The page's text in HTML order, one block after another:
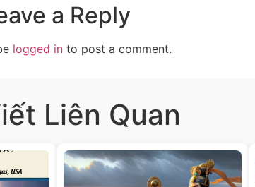
a Reply
logged into post a comment.
Liên Quan